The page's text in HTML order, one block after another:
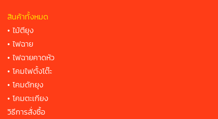
สินค้าทั้งหมด
• ไม้ตียุง
• ไฟฉาย
• ไฟฉายคาดหัว
• โคมไฟตั้งโต๊ะ
• โคมดักยุง
• โคมตะเกียง
วิธีการสั่งซื้อ